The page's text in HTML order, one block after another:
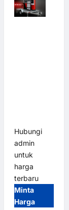
Hubungi
admin
untuk
harga
terbaru
Minta
Harga